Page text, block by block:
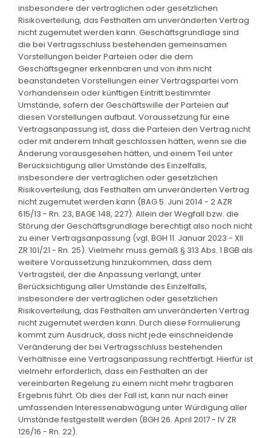
insbesondere der vertraglichen oder gesetzlichen
Risikoverteilung, das Festhalten am unveränderten Vertrag
nicht zugemutet werden kann. Geschäftsgrundlage sind
die bei Vertragsschluss bestehenden gemeinsamen
Vorstellungen beider Parteien oder die dem
Geschäftsgegner erkennbaren und von ihm nicht
beanstandeten Vorstellungen einer Vertragspartei vom
Vorhandensein oder künftigen Eintritt bestimmter
Umstände, sofern der Geschäftswille der Parteien auf
diesen Vorstellungen aufbaut. Voraussetzung für eine
Vertragsanpassung ist, dass die Parteien den Vertrag nicht
oder mit anderem Inhalt geschlossen hätten, wenn sie die
Änderung vorausgesehen hätten, und einem Teil unter
Berücksichtigung aller Umstände des Einzelfalls,
insbesondere der vertraglichen oder gesetzlichen
Risikoverteilung, das Festhalten am unveränderten Vertrag
nicht zugemutet werden kann (BAG 5. Juni 2014 - 2 AZR
615/13 - Rn. 23, BAGE 148, 227). Allein der Wegfall bzw. die
Störung der Geschäftsgrundlage berechtigt also noch nicht
zu einer Vertragsanpassung (vgl. BGH 11. Januar 2023 - XII
ZR 101/21 - Rn. 25). Vielmehr muss gemäß § 313 Abs. 1 BGB als
weitere Voraussetzung hinzukommen, dass dem
Vertragsteil, der die Anpassung verlangt, unter
Berücksichtigung aller Umstände des Einzelfalls,
insbesondere der vertraglichen oder gesetzlichen
Risikoverteilung, das Festhalten am unveränderten Vertrag
nicht zugemutet werden kann. Durch diese Formulierung
kommt zum Ausdruck, dass nicht jede einschneidende
Veränderung der bei Vertragsschluss bestehenden
Verhältnisse eine Vertragsanpassung rechtfertigt. Hierfür ist
vielmehr erforderlich, dass ein Festhalten an der
vereinbarten Regelung zu einem nicht mehr tragbaren
Ergebnis führt. Ob dies der Fall ist, kann nur nach einer
umfassenden Interessenabwägung unter Würdigung aller
Umstände festgestellt werden (BGH 26. April 2017 - IV ZR
126/16 - Rn. 22).